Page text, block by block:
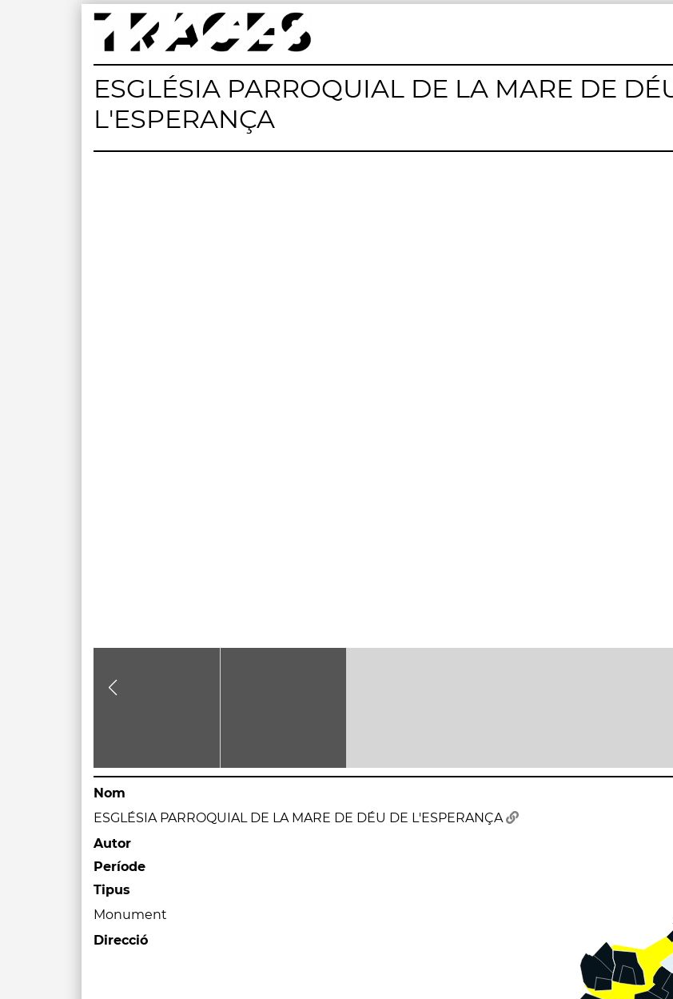
Skip
content
Traces
Un mapa de la memòria obert a tothom
ESGLÉSIA PARROQUIAL DE LA MARE DE
L'ESPERANÇA
Nom
ESGLÉSIA PARROQUIAL DE LA MARE DE DÉU DE L'ESPERANÇA
Autor
Període
Tipus
Monument
Direcció